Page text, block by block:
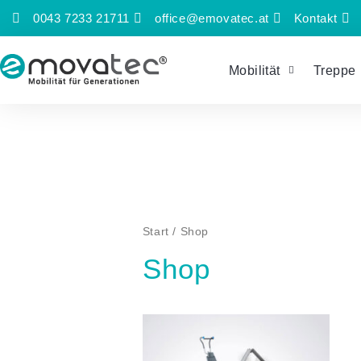
Inhalt
0043 7233 21711 office@emovatec.at Kontakt
Mobilität Treppe
Start / Shop
Shop